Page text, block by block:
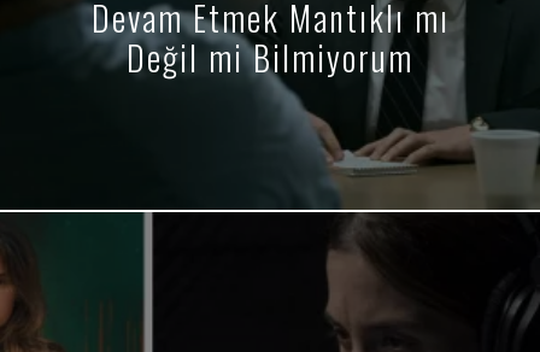
Devam Etmek Mantıklı mı
Değil mi Bilmiyorum